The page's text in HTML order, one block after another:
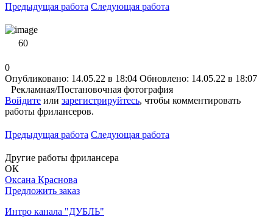
Предыдущая работа Следующая работа
60
0
Опубликовано: 14.05.22 в 18:04 Обновлено: 14.05.22 в 18:07
Рекламная/Постановочная фотография
Войдите или зарегистрируйтесь, чтобы комментировать
работы фрилансеров.
Предыдущая работа Следующая работа
Другие работы фрилансера
ОК
Оксана Краснова
Предложить заказ
Интро канала "ДУБЛЬ"